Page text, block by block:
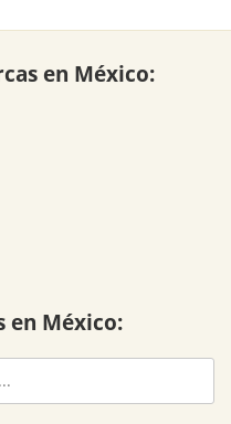
en México:
en México: